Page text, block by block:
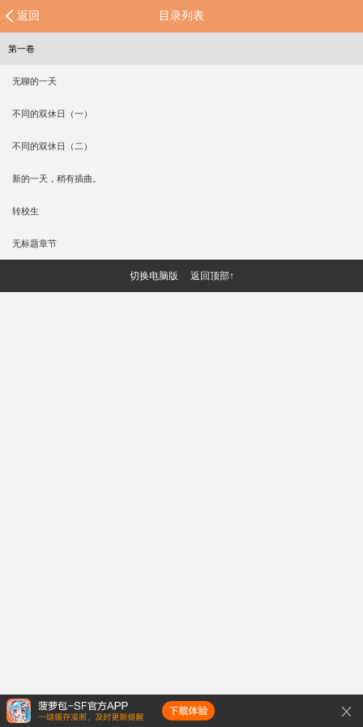
返回 目录列表
第一卷
无聊的一天
不同的双休日（一）
不同的双休日（二）
新的一天，稍有插曲。
转校生
无标题章节
切换电脑版 返回顶部↑